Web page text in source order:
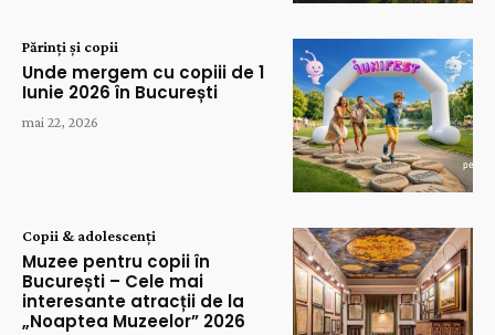
Părinți și copii
Unde mergem cu copiii de 1
Iunie 2026 în București
mai 22, 2026
Copii & adolescenți
Muzee pentru copii în
București – Cele mai
interesante atracții de la
„Noaptea Muzeelor” 2026